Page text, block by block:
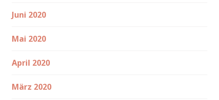
Juni 2020
Mai 2020
April 2020
März 2020